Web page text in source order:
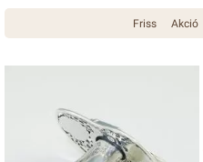
Friss Akció